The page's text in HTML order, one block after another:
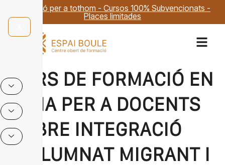
Formació per a tothom - Cursos 100% Subvencionats -
Places limitades
CURS DE FORMACIÓ EN
LÍNIA PER A DOCENTS
SOBRE INTEGRACIÓ
D’ALUMNAT MIGRANT I